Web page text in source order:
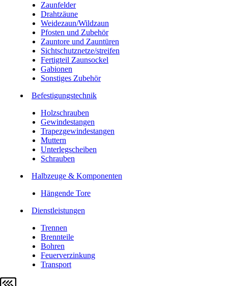
Zaunfelder
Drahtzäune
Weidezaun/Wildzaun
Pfosten und Zubehör
Zauntore und Zauntüren
Sichtschutznetze/streifen
Fertigteil Zaunsockel
Gabionen
Sonstiges Zubehör
Befesti­gungstechnik
Holzschrauben
Gewindestangen
Trapezgewindestangen
Muttern
Unterlegscheiben
Schrauben
Halbzeuge & Komponenten
Hängende Tore
Dienstleistungen
Trennen
Brennteile
Bohren
Feuerverzinkung
Transport